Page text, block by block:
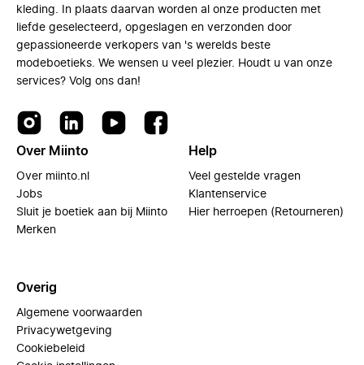
kleding. In plaats daarvan worden al onze producten met
liefde geselecteerd, opgeslagen en verzonden door
gepassioneerde verkopers van 's werelds beste
modeboetieks. We wensen u veel plezier. Houdt u van onze
services? Volg ons dan!
Over Miinto
Over miinto.nl
Jobs
Sluit je boetiek aan bij Miinto
Merken
Help
Veel gestelde vragen
Klantenservice
Hier herroepen (Retourneren)
Overig
Algemene voorwaarden
Privacywetgeving
Cookiebeleid